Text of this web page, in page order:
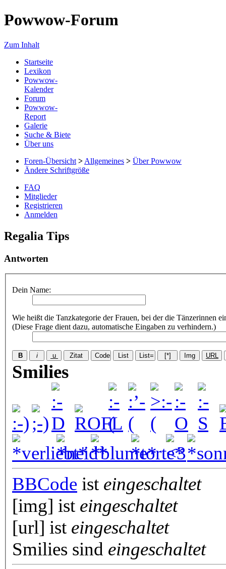
Powwow-Forum
Zum Inhalt
Startseite
Lexikon
Powwow-
Kalender
Forum
Powwow-
Report
Galerie
Suche & Biete
Über uns
Foren-Übersicht > Allgemeines > Über Powwow
Ändere Schriftgröße
FAQ
Mitglieder
Registrieren
Anmelden
Regalia Tips
Antworten
Dein Name:
Wie heißt die Tanzkategorie der Frauen, bei der die Tänzerinnen
(Diese Frage dient dazu, automatische Eingaben zu verhindern.)
Smilies
BBCode ist eingeschaltet
[img] ist eingeschaltet
[url] ist eingeschaltet
Smilies sind eingeschaltet